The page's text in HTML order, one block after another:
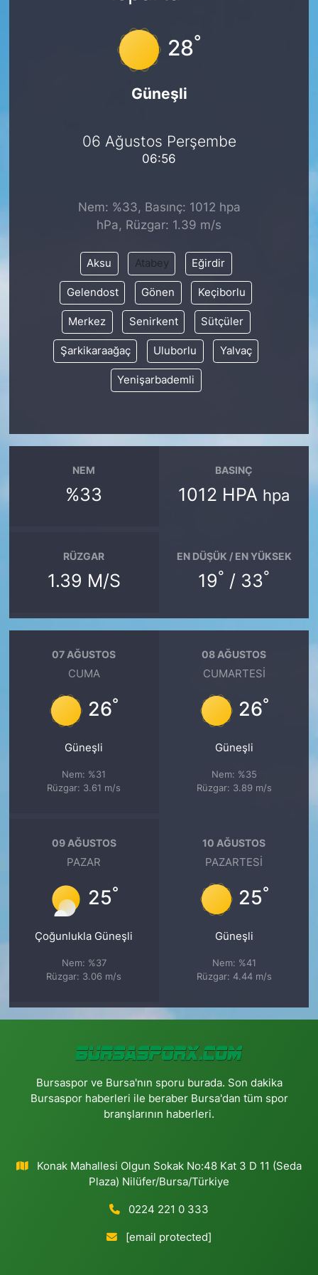
28°
Güneşli
06 Ağustos Perşembe
06:56
Nem: %33, Basınç: 1012 hpa
hPa, Rüzgar: 1.39 m/s
Aksu Atabey Eğirdir
Gelendost Gönen Keçiborlu
Merkez Senirkent Sütçüler
Şarkikaraağaç Uluborlu Yalvaç
Yenişarbademli
NEM
%33
BASINÇ
1012 HPA hpa
RÜZGAR
1.39 M/S
EN DÜŞÜK / EN YÜKSEK
19° / 33°
07 AĞUSTOS
CUMA
26°
Güneşli
Nem: %31
Rüzgar: 3.61 m/s
08 AĞUSTOS
CUMARTESI
26°
Güneşli
Nem: %35
Rüzgar: 3.89 m/s
09 AĞUSTOS
PAZAR
25°
Çoğunlukla Güneşli
Nem: %37
Rüzgar: 3.06 m/s
10 AĞUSTOS
PAZARTESI
25°
Güneşli
Nem: %41
Rüzgar: 4.44 m/s
Bursaspor ve Bursa'nın sporu burada. Son dakika
Bursaspor haberleri ile beraber Bursa'dan tüm spor
branşlarının haberleri.
Konak Mahallesi Olgun Sokak No:48 Kat 3 D 11 (Seda
Plaza) Nilüfer/Bursa/Türkiye
0224 221 0 333
[email protected]